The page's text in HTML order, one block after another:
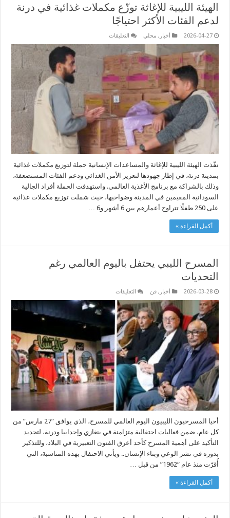
الهيئة الليبية للإغاثة توزّع مكملات غذائية في درنة
لدعم الفئات الأكثر احتياجًا
2026-04-27 أخبار , محلي التعليقات
للإغاثة
توزّع
مكملات
غذائية
في
درنة
لدعم
الفئات
الأكثر
احتياجًا
مغلقة
نفّذت الهيئة الليبية للإغاثة والمساعدات الإنسانية حملة لتوزيع مكملات غذائية
بمدينة درنة، في إطار جهودها لتعزيز الأمن الغذائي ودعم الفئات المستضعفة،
وذلك بالشراكة مع برنامج الأغذية العالمي. واستهدفت الحملة أفراد الجالية
السودانية المقيمين في المدينة وضواحيها، حيث شملت توزيع مكملات غذائية
على 250 طفلًا تتراوح أعمارهم بين 6 أشهر و6 …
أكمل القراءة »
المسرح الليبي يحتفل باليوم العالمي رغم
التحديات
2026-03-28 أخبار ,فن التعليقات
يحتفل
باليوم
التحديات
مغلقة
أحيا المسرحيون الليبيون اليوم العالمي للمسرح، الذي يوافق “27 مارس” من
كل عام، ضمن فعاليات احتفالية متزامنة في بنغازي وإجدابيا ودرنة، لتجديد
التأكيد على أهمية المسرح كأحد أعرق الفنون التعبيرية في البلاد، وللتذكير
بدوره في نشر الوعي وبناء الإنسان.. ويأتي الاحتفال بهذه المناسبة، التي
أُقرّت منذ عام “1962” من قبل …
أكمل القراءة »